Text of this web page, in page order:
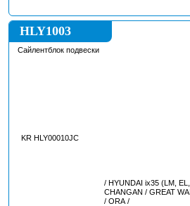
HLY1003
Сайлентблок подвески
KR HLY00010JC
/ HYUNDAI ix35 (LM,
CHANGAN / GREAT
/ ORA /